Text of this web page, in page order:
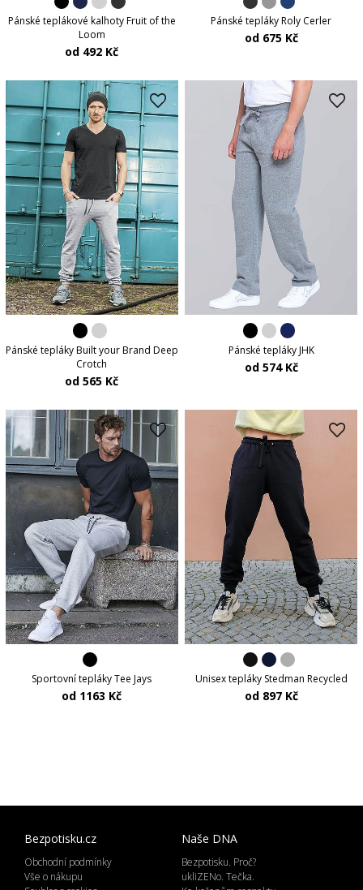
Pánské teplákové kalhoty Fruit of the
Loom
od 492 Kč
Pánské tepláky Roly Cerler
od 675 Kč
Pánské tepláky Built your Brand Deep
Crotch
od 565 Kč
Pánské tepláky JHK
od 574 Kč
Sportovní tepláky Tee Jays
od 1163 Kč
Unisex tepláky Stedman Recycled
od 897 Kč
Bezpotisku.cz
Obchodní podmínky
Vše o nákupu
Naše DNA
Bezpotisku. Proč?
ukliZENo. Tečka.